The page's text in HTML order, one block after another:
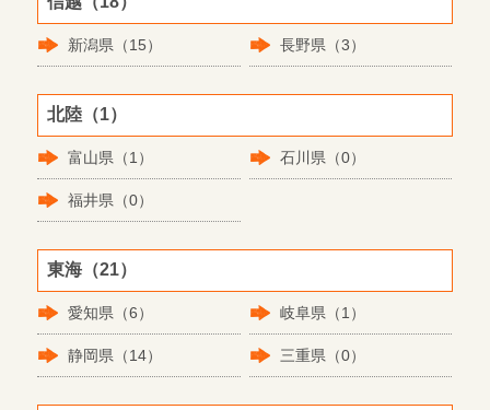
新潟県（15） 長野県（3）
北陸（1）
富山県（1） 石川県（0）
福井県（0）
東海（21）
愛知県（6） 岐阜県（1）
静岡県（14） 三重県（0）